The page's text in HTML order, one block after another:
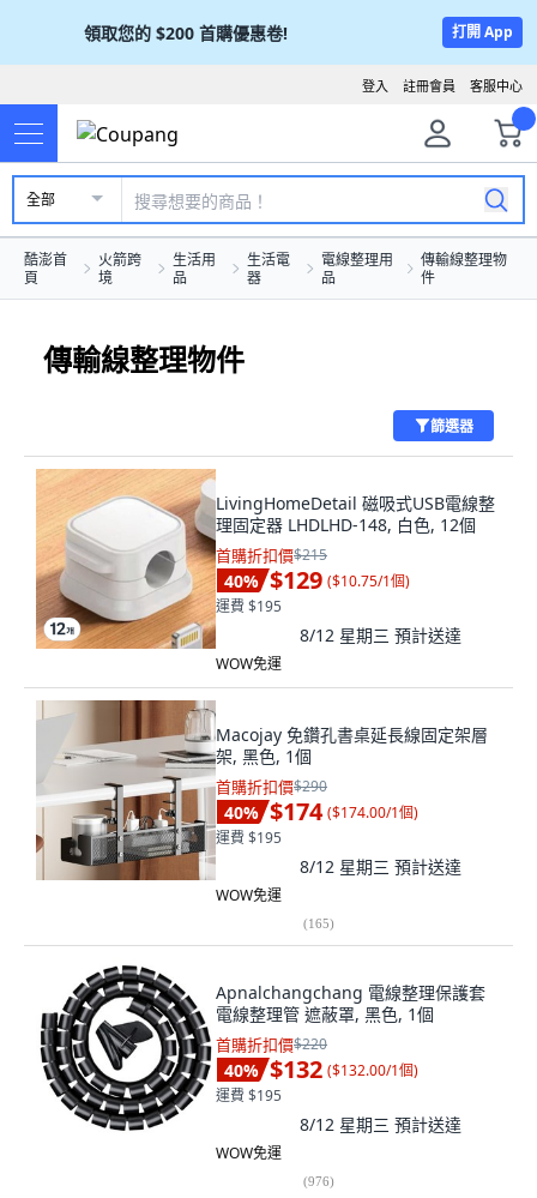
領取您的 $200 首購優惠卷! 打開 App
客服中心
註冊會員
登入
全部
酷澎首
頁
火箭跨
境
生活用
品
生活電
器
電線整理用
品
傳輸線整理物
件
傳輸線整理物件
篩選器
LivingHomeDetail 磁吸式USB電線整
理固定器 LHDLHD-148, 白色, 12個
首購折扣價$215
40% $129 ($10.75/1個)
運費 $195
8/12 星期三 預計送達
WOW免運
Macojay 免鑽孔書桌延長線固定架層
架, 黑色, 1個
首購折扣價$290
40% $174 ($174.00/1個)
運費 $195
8/12 星期三 預計送達
WOW免運
(165)
Apnalchangchang 電線整理保護套
電線整理管 遮蔽罩, 黑色, 1個
首購折扣價$220
40% $132 ($132.00/1個)
運費 $195
8/12 星期三 預計送達
WOW免運
(976)